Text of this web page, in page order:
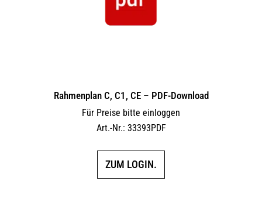
Rahmenplan C, C1, CE – PDF-Download
Für Preise bitte einloggen
Art.-Nr.: 33393PDF
ZUM LOGIN.